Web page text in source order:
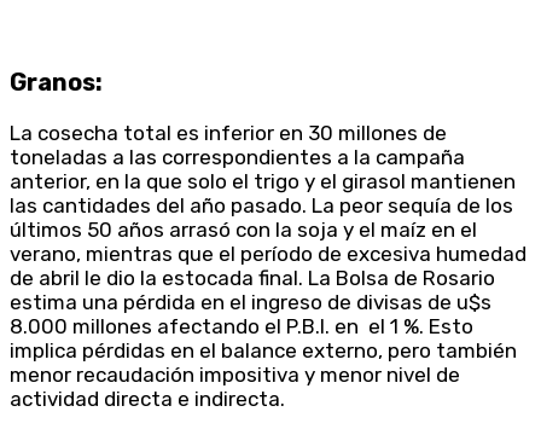
Granos:
La cosecha total es inferior en 30 millones de
toneladas a las correspondientes a la campaña
anterior, en la que solo el trigo y el girasol mantienen
las cantidades del año pasado. La peor sequía de los
últimos 50 años arrasó con la soja y el maíz en el
verano, mientras que el período de excesiva humedad
de abril le dio la estocada final. La Bolsa de Rosario
estima una pérdida en el ingreso de divisas de u$s
8.000 millones afectando el P.B.I. en el 1 %. Esto
implica pérdidas en el balance externo, pero también
menor recaudación impositiva y menor nivel de
actividad directa e indirecta.